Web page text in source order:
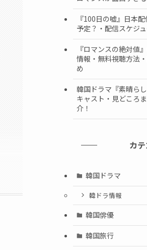
『100日の嘘』日本
予定？・配信スケジ
『ロマンスの絶対値
情報・無料視聴方法
め
韓国ドラマ『素晴ら
キャスト・見どころ
介！
カ
韓国ドラマ
韓ドラ情報
韓国俳優
韓国旅行